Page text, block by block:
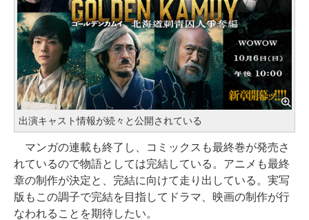
出演キャスト情報が続々と公開されている
マンガの連載も終了し、コミックスも最終巻が発売さ
れているので物語としては完結している。アニメも最終
章の制作が決定と、完結に向けて走り出している。実写
版もこの調子で完結を目指してドラマ、映画の制作が行
なわれることを期待したい。